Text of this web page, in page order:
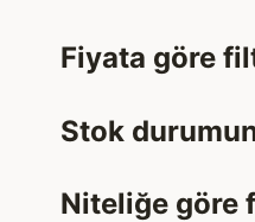
Fiyata göre
Stok
Niteliğe göre